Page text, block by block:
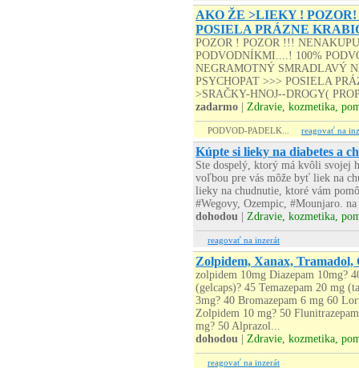
AKO ŽE >LIEKY !
POSIELA PRÁZNE
POZOR ! POZOR !!!
PODVODNÍKMI....! 100%
NEGRAMOTNÝ SMRADLAVÝ
PSYCHOPAT >>> POSIELA
>SRAČKY-HNOJ--DROGY(
zadarmo
Zdravie, kozmetika,
PODVOD-PADELK... reagovať na
Kúpte si lieky na diabetes a
Ste dospelý, ktorý má kvôli svojej
voľbou pre vás môže byť liek na
lieky na chudnutie, ktoré vám
#Wegovy, Ozempic, #Mounjaro.
dohodou
Zdravie, kozmetika,
reagovať na inzerát
Zolpidem, Xanax, Tramadol,
zolpidem 10mg Diazepam 10mg?
(gelcaps)? 45 Temazepam 20 mg
3mg? 40 Bromazepam 6 mg 60
Zolpidem 10 mg? 50
mg? 50 Alprazol...
dohodou
Zdravie, kozmetika,
reagovať na inzerát